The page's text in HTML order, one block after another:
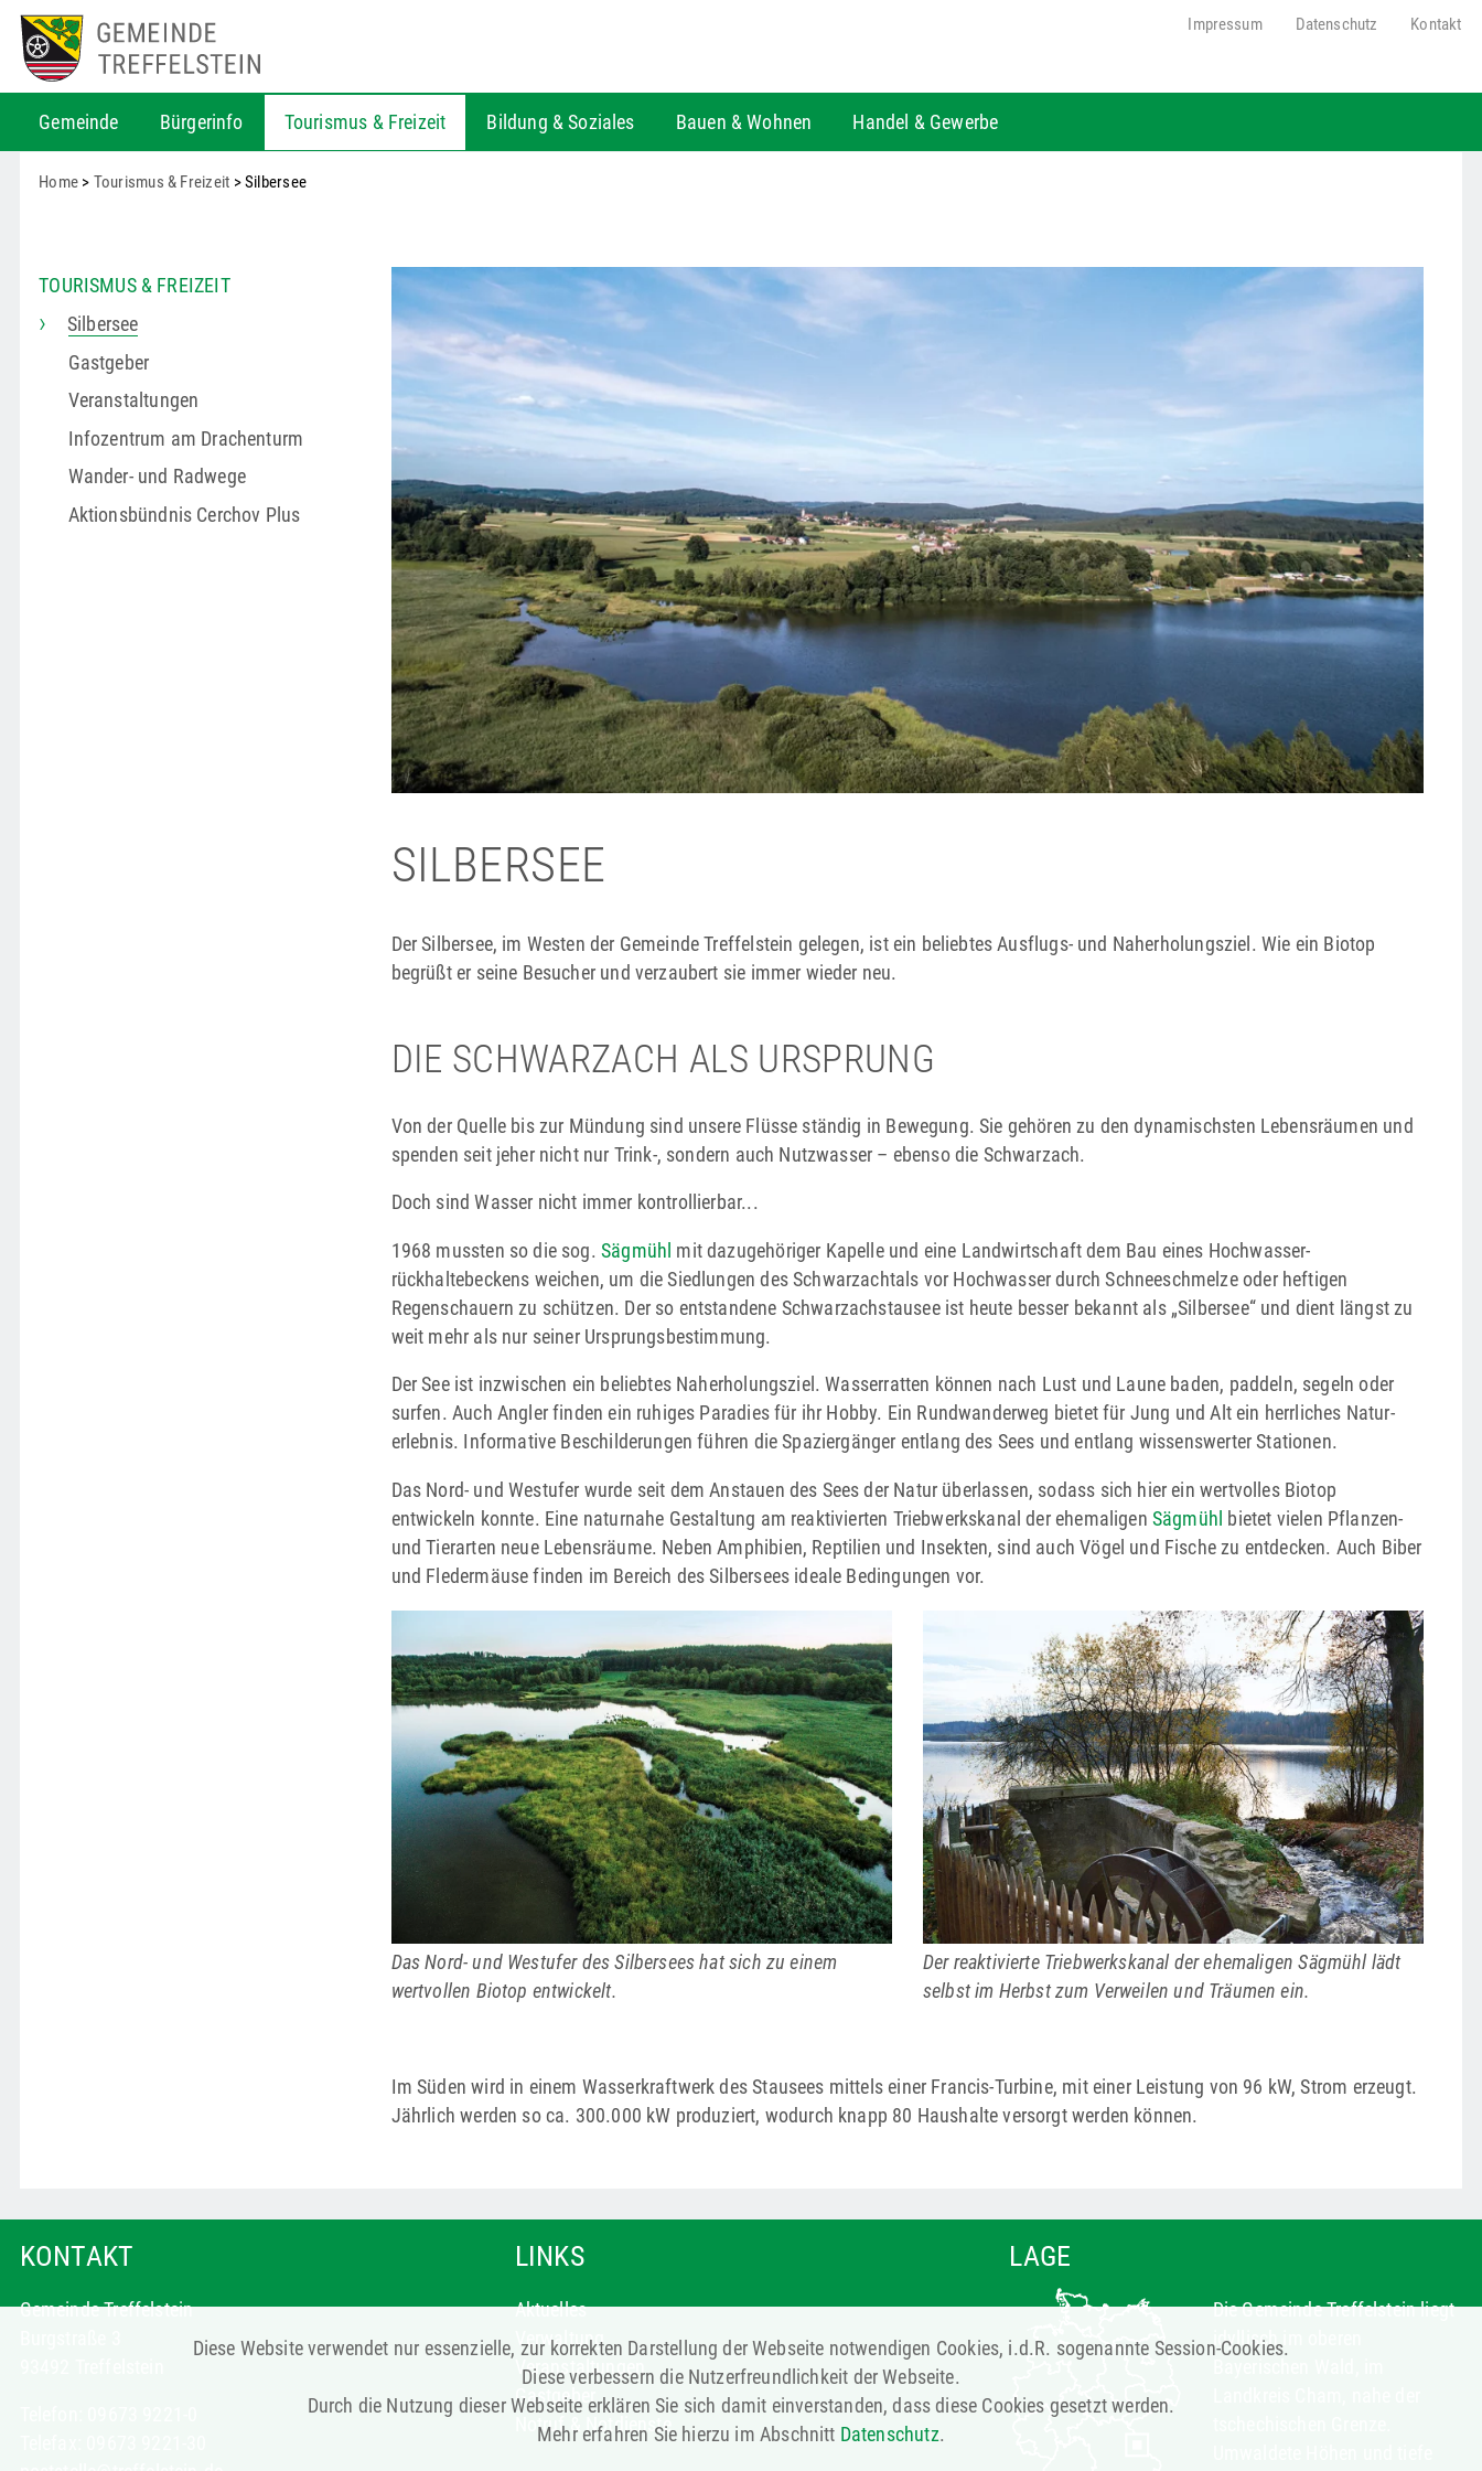
Impressum Datenschutz Kontakt
Gemeinde Bürgerinfo Tourismus & Freizeit Bildung & Soziales Bauen & Wohnen Handel & Gewerbe
Home > Tourismus & Freizeit > Silbersee
TOURISMUS & FREIZEIT
Silbersee
Gastgeber
Veranstaltungen
Infozentrum am Drachenturm
Wander- und Radwege
Aktionsbündnis Cerchov Plus
SILBERSEE
Der Silbersee, im Westen der Gemeinde Treffelstein gelegen, ist ein beliebtes Ausflugs- und Naherholungsziel. Wie ein Biotop
begrüßt er seine Besucher und verzaubert sie immer wieder neu.
DIE SCHWARZACH ALS URSPRUNG
Von der Quelle bis zur Mündung sind unsere Flüsse ­ständig in Bewegung. Sie gehören zu den dynamischsten Lebensräumen und
spenden seit jeher nicht nur Trink-, sondern auch Nutz­wasser – ebenso die Schwarzach.
Doch sind Wasser nicht immer kontrollierbar...
1968 mussten so die sog. Sägmühl mit dazugehöriger ­Kapelle und eine Landwirtschaft dem Bau eines Hoch­wasser­
rückhaltebeckens weichen, um die Siedlungen des Schwarz­achtals vor Hochwasser durch Schnee­schmelze oder heftigen
Regenschauern zu schützen. Der so entstandene Schwarzachstausee ist heute ­besser bekannt als „Silbersee“ und dient längst zu
weit mehr als nur seiner Ursprungsbestimmung.
Der See ist inzwischen ein beliebtes Naherholungsziel. Wasserratten können nach Lust und Laune ­baden, ­paddeln, segeln oder
surfen. Auch Angler finden ein ruhiges Paradies für ihr Hobby. Ein Rundwanderweg ­bietet für Jung und Alt ein herrliches Natur­
erlebnis. Informative Beschilderungen führen die Spazier­gänger entlang des Sees und entlang wissenswerter ­Stationen.
Das Nord- und Westufer wurde seit dem Anstauen des Sees der Natur überlassen, sodass sich hier ein wertvolles Biotop
entwickeln konnte. Eine naturnahe Gestaltung am reaktivierten Triebwerkskanal der ehemaligen Sägmühl bietet vielen Pflanzen-
und Tierarten neue Lebensräume. Neben Amphibien, Reptilien und Insekten, sind auch Vögel und Fische zu entdecken. Auch Biber
und Fledermäuse finden im Bereich des ­Silbersees ideale Bedingungen vor.
Das Nord- und Westufer des Silbersees hat sich zu einem
wertvollen Biotop entwickelt.
Der reaktivierte Triebwerkskanal der ehemaligen Sägmühl lädt
selbst im Herbst zum Verweilen und Träumen ein.
Im Süden wird in einem Wasserkraftwerk des Stausees mittels einer Francis-Turbine, mit einer ­Leistung von 96 kW, Strom erzeugt.
Jährlich werden so ca. 300.000 kW produziert, wodurch knapp 80 Haushalte versorgt werden können.
KONTAKT
Gemeinde Treffelstein
LINKS
Aktuelles
Verwaltung
Veranstaltungen
Gastgeber
Notruf & Notdienste
LAGE
Die Gemeinde Treffelstein liegt
idyllisch im oberen
Diese Website verwendet nur essenzielle, zur korrekten Darstellung der Webseite notwendigen Cookies, i.d.R. sogenannte Session-Cookies.
Diese verbessern die Nutzerfreundlichkeit der Webseite.
Durch die Nutzung dieser Webseite erklären Sie sich damit einverstanden, dass diese Cookies gesetzt werden.
Mehr erfahren Sie hierzu im Abschnitt Datenschutz.